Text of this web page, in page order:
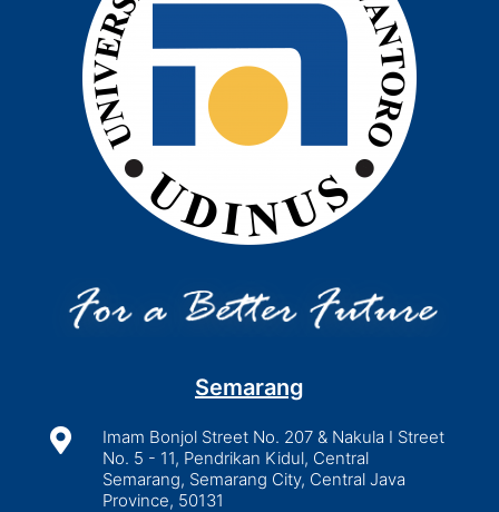
Semarang

Imam Bonjol Street No. 207 & Nakula I Street
No. 5 - 11, Pendrikan Kidul, Central
Semarang, Semarang City, Central Java
Province, 50131